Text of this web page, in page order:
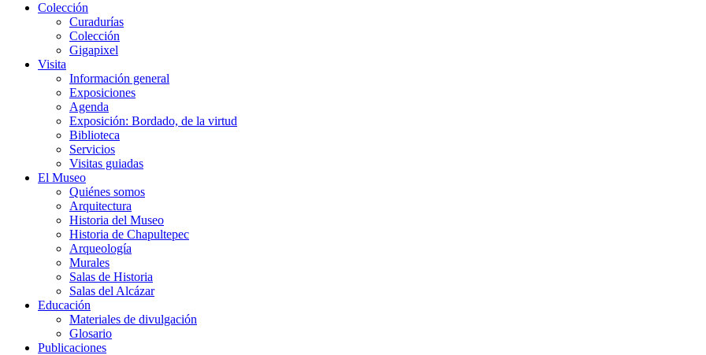
Colección
Curadurías
Colección
Gigapixel
Visita
Información general
Exposiciones
Agenda
Exposición: Bordado, de la virtud
Biblioteca
Servicios
Visitas guiadas
El Museo
Quiénes somos
Arquitectura
Historia del Museo
Historia de Chapultepec
Arqueología
Murales
Salas de Historia
Salas del Alcázar
Educación
Materiales de divulgación
Glosario
Publicaciones